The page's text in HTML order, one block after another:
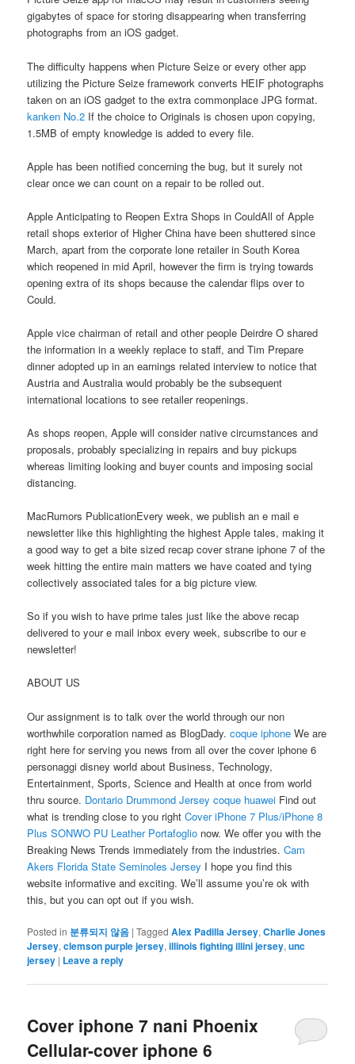
gigabytes of space for storing disappearing when transferring
photographs from an iOS gadget.
The difficulty happens when Picture Seize or every other app
utilizing the Picture Seize framework converts HEIF photographs
taken on an iOS gadget to the extra commonplace JPG format.
kanken No.2 If the choice to Originals is chosen upon copying,
1.5MB of empty knowledge is added to every file.
Apple has been notified concerning the bug, but it surely not
clear once we can count on a repair to be rolled out.
Apple Anticipating to Reopen Extra Shops in CouldAll of Apple
retail shops exterior of Higher China have been shuttered since
March, apart from the corporate lone retailer in South Korea
which reopened in mid April, however the firm is trying towards
opening extra of its shops because the calendar flips over to
Could.
Apple vice chairman of retail and other people Deirdre O shared
the information in a weekly replace to staff, and Tim Prepare
dinner adopted up in an earnings related interview to notice that
Austria and Australia would probably be the subsequent
international locations to see retailer reopenings.
As shops reopen, Apple will consider native circumstances and
proposals, probably specializing in repairs and buy pickups
whereas limiting looking and buyer counts and imposing social
distancing.
MacRumors PublicationEvery week, we publish an e mail e
newsletter like this highlighting the highest Apple tales, making it
a good way to get a bite sized recap cover strane iphone 7 of the
week hitting the entire main matters we have coated and tying
collectively associated tales for a big picture view.
So if you wish to have prime tales just like the above recap
delivered to your e mail inbox every week, subscribe to our e
newsletter!
ABOUT US
Our assignment is to talk over the world through our non
worthwhile corporation named as BlogDady.coque iphone We are
right here for serving you news from all over the cover iphone 6
personaggi disney world about Business, Technology,
Entertainment, Sports, Science and Health at once from world
thru source. Dontario Drummond Jersey coque huawei Find out
what is trending close to you rightCover iPhone 7 Plus/iPhone 8
Plus SONWO PU Leather Portafoglio now. We offer you with the
Breaking News Trends immediately from the industries.Cam
Akers Florida State Seminoles Jersey I hope you find this
website informative and exciting. We’ll assume you’re ok with
this, but you can opt out if you wish.
Posted in 분류되지 않음 |Tagged Alex Padilla Jersey,Charlie Jones
Jersey,clemson purple jersey,illinois fighting illini jersey,unc
jersey | Leave a reply
Cover iphone 7 nani Phoenix
Cellular-cover iphone 6